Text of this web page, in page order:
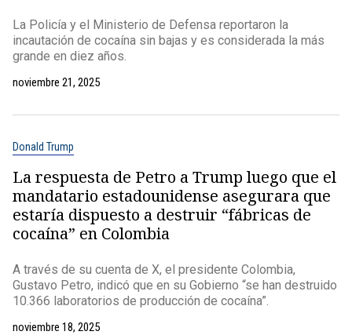
La Policía y el Ministerio de Defensa reportaron la
incautación de cocaína sin bajas y es considerada la más
grande en diez años.
noviembre 21, 2025
Donald Trump
La respuesta de Petro a Trump luego que el
mandatario estadounidense asegurara que
estaría dispuesto a destruir “fábricas de
cocaína” en Colombia
A través de su cuenta de X, el presidente Colombia,
Gustavo Petro, indicó que en su Gobierno “se han destruido
10.366 laboratorios de producción de cocaína”.
noviembre 18, 2025